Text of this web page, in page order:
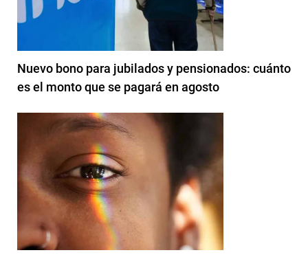
Nuevo bono para jubilados y pensionados: cuánto
es el monto que se pagará en agosto